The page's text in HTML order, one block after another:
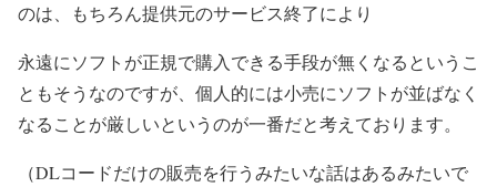
のは、もちろん提供元のサービス終了により
永遠にソフトが正規で購入できる手段が無くなるというこ
ともそうなのですが、個人的には小売にソフトが並ばなく
なることが厳しいというのが一番だと考えております。
（DLコードだけの販売を行うみたいな話はあるみたいで